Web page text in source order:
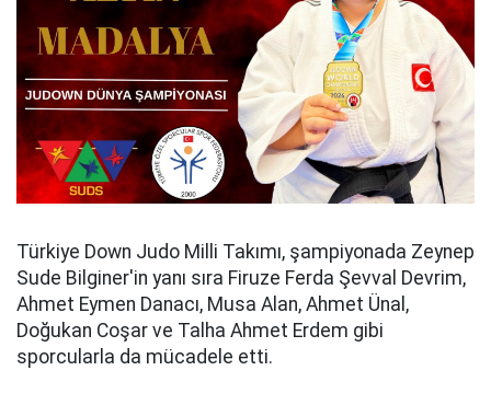
Türkiye Down Judo Milli Takımı, şampiyonada Zeynep
Sude Bilginer'in yanı sıra Firuze Ferda Şevval Devrim,
Ahmet Eymen Danacı, Musa Alan, Ahmet Ünal,
Doğukan Coşar ve Talha Ahmet Erdem gibi
sporcularla da mücadele etti.